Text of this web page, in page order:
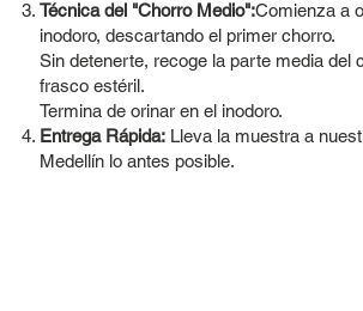
Técnica del "Chorro Medio":Comienza a
inodoro, descartando el primer chorro.
Sin detenerte, recoge la parte media del
frasco estéril.
Termina de orinar en el inodoro.
Entrega Rápida:Lleva la muestra a
Medellín lo antes posible.